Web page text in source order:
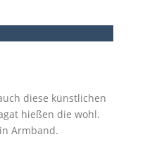
diese künstlichen
hießen die wohl.
Armband.